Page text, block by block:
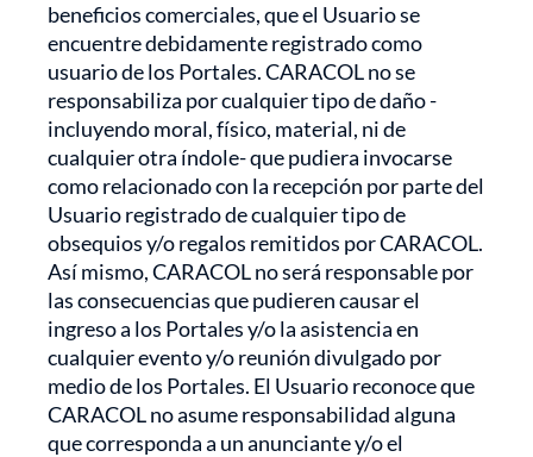
beneficios comerciales, que el Usuario se
encuentre debidamente registrado como
usuario de los Portales. CARACOL no se
responsabiliza por cualquier tipo de daño -
incluyendo moral, físico, material, ni de
cualquier otra índole- que pudiera invocarse
como relacionado con la recepción por parte del
Usuario registrado de cualquier tipo de
obsequios y/o regalos remitidos por CARACOL.
Así mismo, CARACOL no será responsable por
las consecuencias que pudieren causar el
ingreso a los Portales y/o la asistencia en
cualquier evento y/o reunión divulgado por
medio de los Portales. El Usuario reconoce que
CARACOL no asume responsabilidad alguna
que corresponda a un anunciante y/o el